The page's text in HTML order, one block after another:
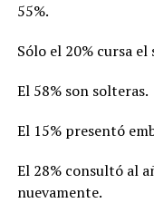
55%.
Sólo el 20% cursa el
El 58% son solteras.
El 15% presentó
El 28% consultó al
nuevamente.